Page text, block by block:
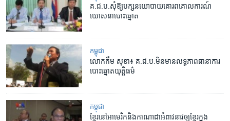
គ.ជ.ប.​សុំ​ឱ្យ​បក្ស​នយោបាយ​គោរព​គោលការណ៍​
ឃោសនា​បោះឆ្នោត
កម្ពុជា
លោក​កឹម សុខា៖ ​គ.ជ.ប.​មិនមាន​លទ្ធភាព​ធានា​ការ​
បោះឆ្នោត​យុត្តិធម៌
កម្ពុជា
ខ្មែរ​នៅអាមេរិក​និង​កាណាដា​អំពាវនាវ​ឲ្យ​ខ្មែរ​ក្នុង​